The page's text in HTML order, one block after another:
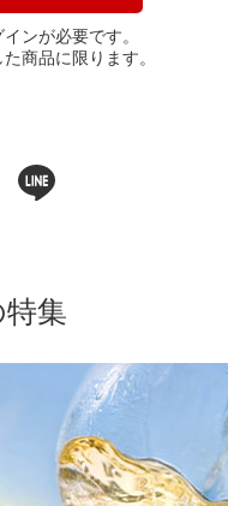
ンが必要です。
商品に限ります。
集